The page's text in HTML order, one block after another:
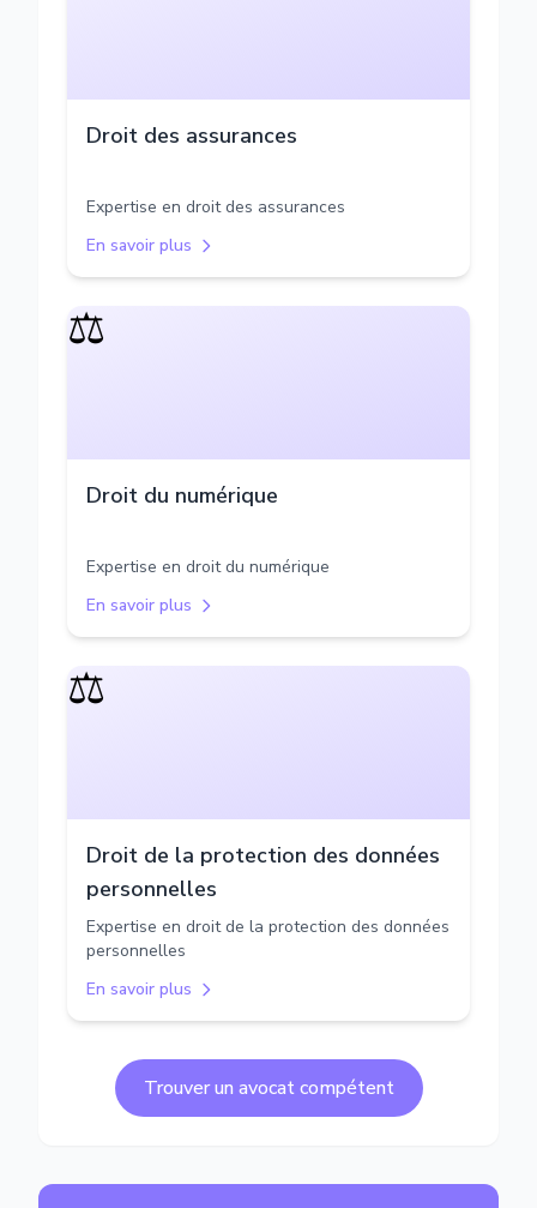
Droit des assurances
Expertise en droit des assurances
En savoir plus
⚖️
Droit du numérique
Expertise en droit du numérique
En savoir plus
⚖️
Droit de la protection des données
personnelles
Expertise en droit de la protection des données
personnelles
En savoir plus
Trouver un avocat compétent